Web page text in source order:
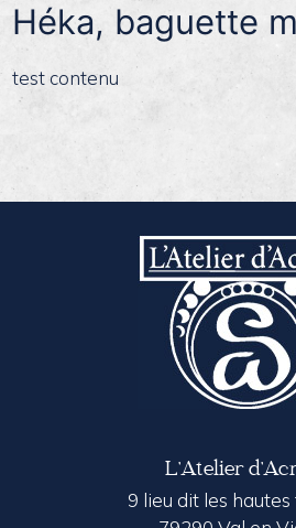
Héka, baguette
test contenu
L’Atelier
9 lieu dit les hautes